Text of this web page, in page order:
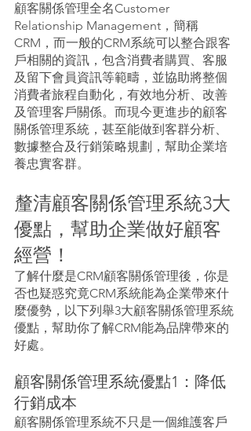
顧客關係管理全名Customer
Relationship Management，簡稱
CRM，而一般的CRM系統可以整合跟客
戶相關的資訊，包含消費者購買、客服
及留下會員資訊等範疇，並協助將整個
消費者旅程自動化，有效地分析、改善
及管理客戶關係。而現今更進步的顧客
關係管理系統，甚至能做到客群分析、
數據整合及行銷策略規劃，幫助企業培
養忠實客群。
釐清顧客關係管理系統3大
優點，幫助企業做好顧客
經營！
了解什麼是CRM顧客關係管理後，你是
否也疑惑究竟CRM系統能為企業帶來什
麼優勢，以下列舉3大顧客關係管理系統
優點，幫助你了解CRM能為品牌帶來的
好處。
顧客關係管理系統優點1：降低
行銷成本
顧客關係管理系統不只是一個維護客戶